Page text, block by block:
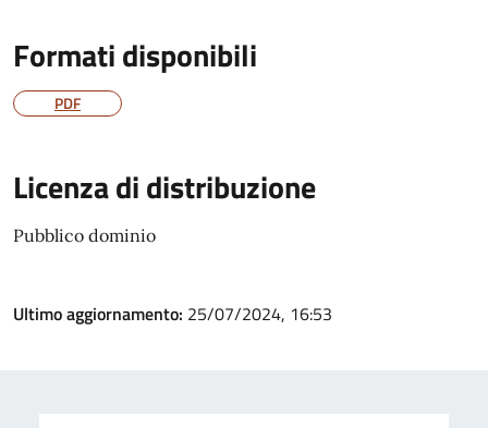
Formati disponibili
PDF
Licenza di distribuzione
Pubblico dominio
Ultimo aggiornamento: 25/07/2024, 16:53